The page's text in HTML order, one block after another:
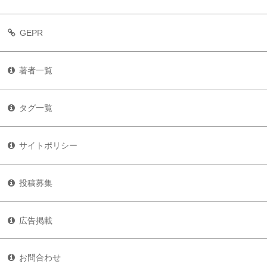
GEPR
著者一覧
タグ一覧
サイトポリシー
投稿募集
広告掲載
お問合わせ